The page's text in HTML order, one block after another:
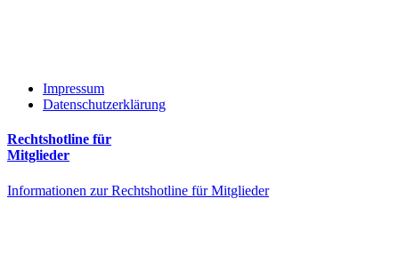
Impressum
Datenschutzerklärung
Rechtshotline für
Mitglieder
Informationen zur Rechtshotline für Mitglieder